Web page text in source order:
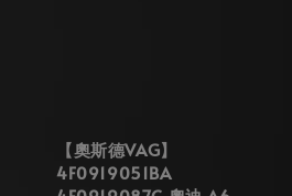
【奧斯德VAG】
4F0919051BA